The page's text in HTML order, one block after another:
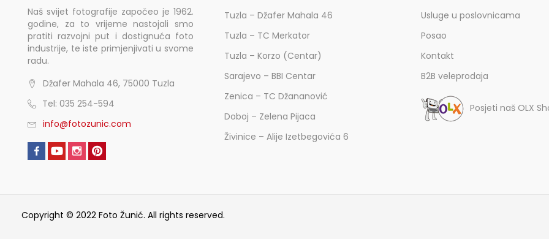
Naš svijet fotografije započeo je 1962.
godine, za to vrijeme nastojali smo
pratiti razvojni put i dostignuća foto
industrije, te iste primjenjivati u svome
radu.
Džafer Mahala 46, 75000 Tuzla
Tel: 035 254-594
info@fotozunic.com
Tuzla – Džafer Mahala 46
Tuzla – TC Merkator
Tuzla – Korzo (Centar)
Sarajevo – BBI Centar
Zenica – TC Džananović
Doboj – Zelena Pijaca
Živinice – Alije Izetbegovića 6
Usluge u poslovnicama
Posao
Kontakt
B2B veleprodaja
Posjeti naš OLX
Copyright © 2022 Foto Žunić. All rights reserved.